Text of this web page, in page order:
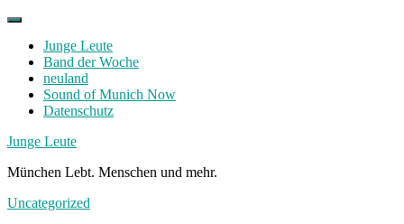
Skip
contentJunge Leute
Band der Woche
neuland
Sound of Munich Now
Datenschutz
Facebook
Twitter
Instagram
Junge Leute
München Lebt. Menschen und mehr.
Uncategorized